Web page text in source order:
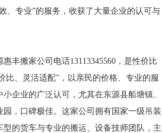
、专业”的服务，收获了大量企业的认可与
丰搬家公司电话13113345560，是性价比
比、灵活适配”，以亲民的价格、专业的服
企业的广泛认可，尤其在东源县船塘镇、
，口碑极佳。这家公司拥有国家一级吊装
的货车与专业的搬运、设备技师团队，主